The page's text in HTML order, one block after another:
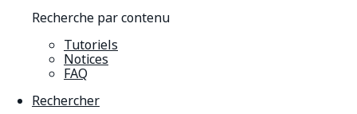
Recherche par contenu
Tutoriels
Notices
FAQ
Rechercher